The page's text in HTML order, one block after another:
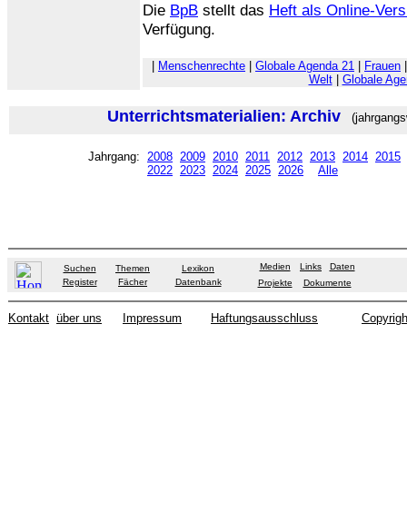
Die BpB stellt das Heft als Online-
Verfügung.
Menschenrechte Globale Agenda 21 Frauen
Welt| Globale
Unterrichtsmaterialien: Archiv
Jahrgang: 2008 2009 2010 2011 2012 2013 2014 2015
2022 2023 2024 2025 2026 Alle
Suchen Themen
Lexikon
Register
Fächer Datenbank
Medien Links
Daten
Projekte
Dokumente
Kontakt über uns Impressum Haftungsausschluss